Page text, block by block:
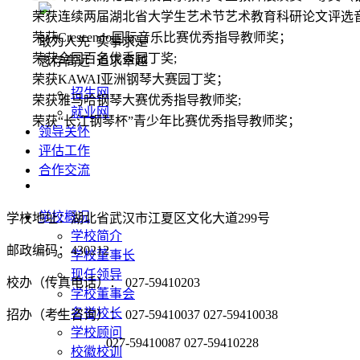
敢为人先 实事求是
志存高远 追求卓越
招生网
就业网
领导关怀
评估工作
合作交流
学校概况
学校简介
学校董事长
现任领导
学校董事会
名誉校长
学校顾问
校徽校训
荣获连续两届湖北省大学生艺术节艺术教育科研论文评选
荣获Crescendo国际音乐比赛优秀指导教师奖 ；
荣获全国百名优秀园丁奖;
荣获KAWAI亚洲钢琴大赛园丁奖 ；
荣获雅马哈钢琴大赛优秀指导教师奖;
荣获“长江钢琴杯”青少年比赛优秀指导教师奖 ；
学校地址：湖北省武汉市江夏区文化大道299号
邮政编码：430212
校办（传真电话）： 027-59410203
招办（考生咨询）： 027-59410037 027-59410038
027-59410087 027-59410228